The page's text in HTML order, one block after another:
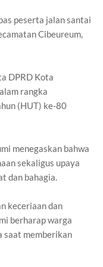
peserta jalan santai
Cibeureum,
DPRD Kota
rangka
(HUT) ke-80
menegaskan bahwa
sekaligus upaya
dan bahagia.
keceriaan dan
berharap warga
saat memberikan